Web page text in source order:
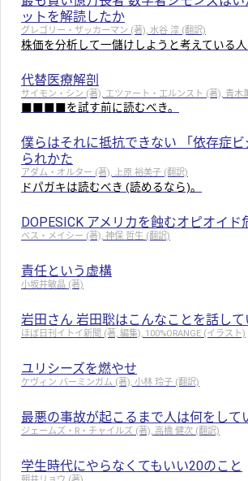
ットを解読したか
グレゴリー・ザッカーマン (著), 水谷 淳 (翻訳)
株価を分析して一儲けしようと考えている人
代替医療解剖
サイモン・シン (著), エツァート・エルンスト (著), 青木
■■■■を試す前に読むべき。
僕らはそれに抵抗できない 「依存症ビ
られかた
アダム・オルター (著), 上原 裕美子 (翻訳)
ドパガキは読むべき (読めるなら)。
DOPESICK アメリカを蝕むオピオイド
ベス・メイシー (著), 神保 哲生 (翻訳)
責任という虚構
小坂井敏晶 (著)
岩田さん 岩田聡はこんなことを話して
ほぼ日刊イトイ新聞 (著, 編集), 100%ORANGE (イラスト)
ユリシーズを燃やせ
ケヴィン バーミンガム (著), 小林 玲子 (翻訳)
最悪の事故が起こるまで人は何をして
ジェームズ・R・チャイルズ (著), 高橋 健次 (翻訳)
学生時代にやらなくてもいい20のこと